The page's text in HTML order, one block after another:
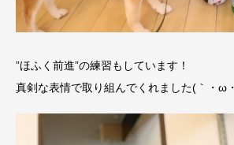
”ほふく前進”の練習もしています！
真剣な表情で取り組んでくれました(｀・ω